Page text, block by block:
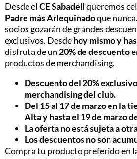
Desde elCE Sabadellqueremos
Padre más Arlequinadoque
socios gozarán de grandes
exclusivos. Desdehoy mismo y
disfruta de un 20% de descuento
productos de merchandising.
Descuento del 20%
merchandising del club.
Del 15 al 17 de marzo en la
Alta y hasta el 19 de marzo
La oferta no está sujeta a
Los descuentos no son
Compra tu producto preferido en